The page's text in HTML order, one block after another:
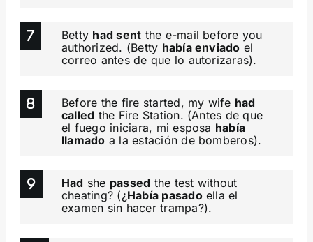
Betty had sent the e-mail before you
authorized. (Betty había enviado el
correo antes de que lo autorizaras).
Before the fire started, my wife had
called the Fire Station. (Antes de que
el fuego iniciara, mi esposa había
llamado a la estación de bomberos).
Had she passed the test without
cheating? (¿Había pasadoella el
examen sin hacer trampa?).